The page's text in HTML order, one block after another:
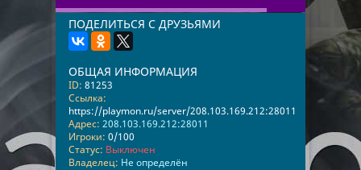
ПОДЕЛИТЬСЯ С ДРУЗЬЯМИ
ОБЩАЯ ИНФОРМАЦИЯ
ID: 81253
Ссылка:
https://playmon.ru/server/208.103.169.212:28011
Адрес: 208.103.169.212:28011
Игроки: 0/100
Статус: Выключен
Владелец: Не определён